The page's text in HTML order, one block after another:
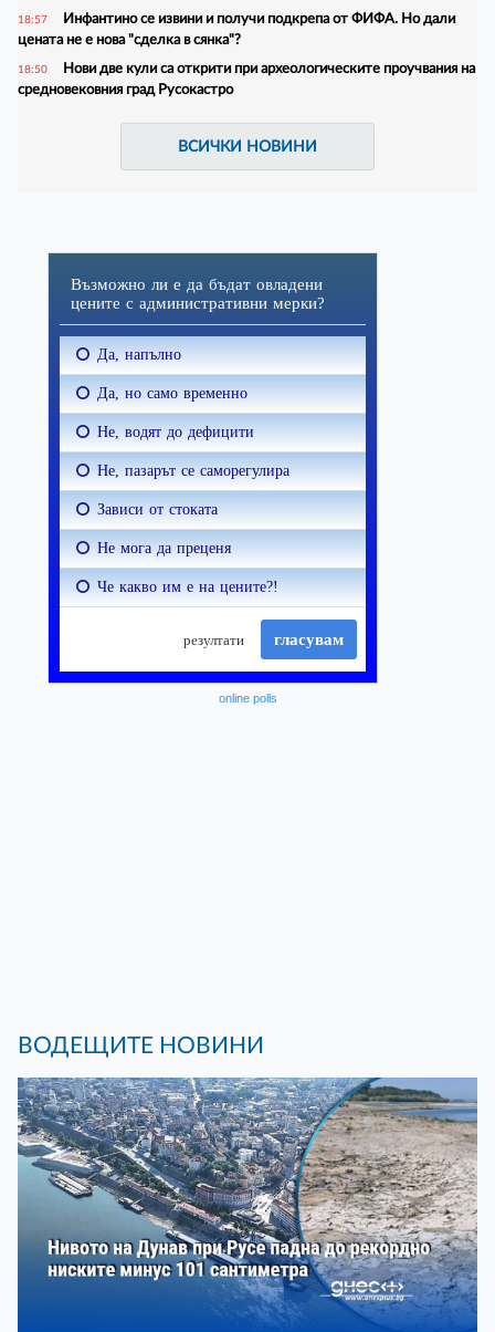
18:57
Инфантино се извини и получи подкрепа от ФИФА. Но дали
цената не е нова "сделка в сянка"?
18:50
Нови две кули са открити при археологическите проучвания на
средновековния град Русокастро
ВСИЧКИ НОВИНИ
online polls
ВОДЕЩИТЕ НОВИНИ